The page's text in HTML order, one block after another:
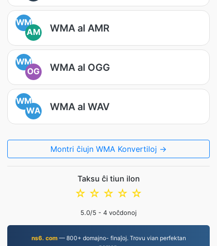
WM
AM
WMA al AMR
WM
OG
WMA al OGG
WM
WA
WMA al WAV
Montri ĉiujn WMA Konvertiloj →
Taksu ĉi tiun ilon
☆
☆
☆
☆
☆
5.0/5 - 4 voĉdonoj
ns6. com— 800+ domajno- finaĵoj. Trovu vian perfektan